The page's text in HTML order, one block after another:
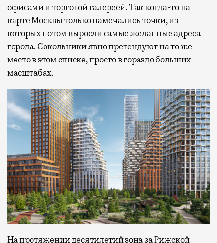
офисами и торговой галереей. Так когда-то на
карте Москвы только намечались точки, из
которых потом выросли самые желанные адреса
города. Сокольники явно претендуют на то же
место в этом списке, просто в гораздо больших
масштабах.
На протяжении десятилетий зона за Рижской